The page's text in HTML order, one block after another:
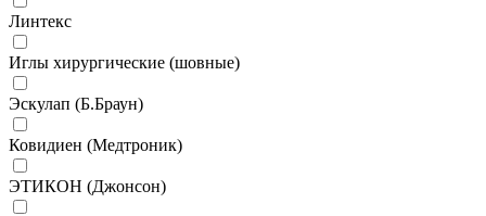
Линтекс
Иглы хирургические (шовные)
Эскулап (Б.Браун)
Ковидиен (Медтроник)
ЭТИКОН (Джонсон)